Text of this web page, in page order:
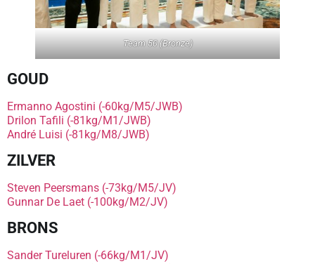
Team 50 (Bronze)
GOUD
Ermanno Agostini (-60kg/M5/JWB)
Drilon Tafili (-81kg/M1/JWB)
André Luisi (-81kg/M8/JWB)
ZILVER
Steven Peersmans (-73kg/M5/JV)
Gunnar De Laet (-100kg/M2/JV)
BRONS
Sander Tureluren (-66kg/M1/JV)